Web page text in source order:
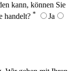
kann, können Sie
handelt? *
Ja